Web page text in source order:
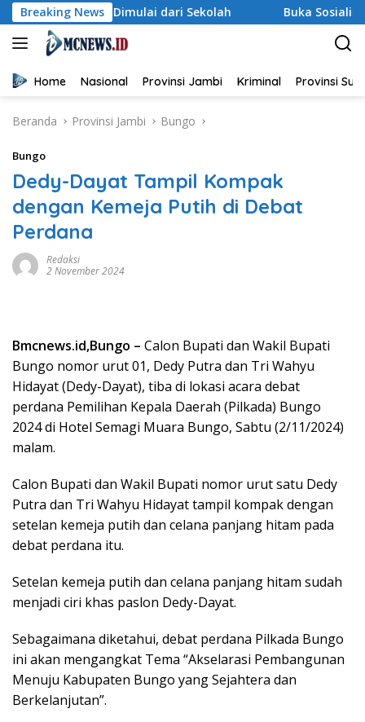
Langsung
ke
konten
Breaking News
Dimulai dari Sekolah Buka Sosialisasi Akbar
Home Nasional Provinsi Jambi Kriminal Provinsi
Beranda Provinsi Jambi Bungo
Bungo
Dedy-Dayat Tampil Kompak
dengan Kemeja Putih di Debat
Perdana
Redaksi
2 November 2024
Bmcnews.id,Bungo – Calon Bupati dan Wakil Bupati
Bungo nomor urut 01, Dedy Putra dan Tri Wahyu
Hidayat (Dedy-Dayat), tiba di lokasi acara debat
perdana Pemilihan Kepala Daerah (Pilkada) Bungo
2024 di Hotel Semagi Muara Bungo, Sabtu (2/11/2024)
malam.
Calon Bupati dan Wakil Bupati nomor urut satu Dedy
Putra dan Tri Wahyu Hidayat tampil kompak dengan
setelan kemeja putih dan celana panjang hitam pada
debat perdana itu.
Setelan kemeja putih dan celana panjang hitam sudah
menjadi ciri khas paslon Dedy-Dayat.
Sebagaimana diketahui, debat perdana Pilkada Bungo
ini akan mengangkat Tema “Akselarasi Pembangunan
Menuju Kabupaten Bungo yang Sejahtera dan
Berkelanjutan”.